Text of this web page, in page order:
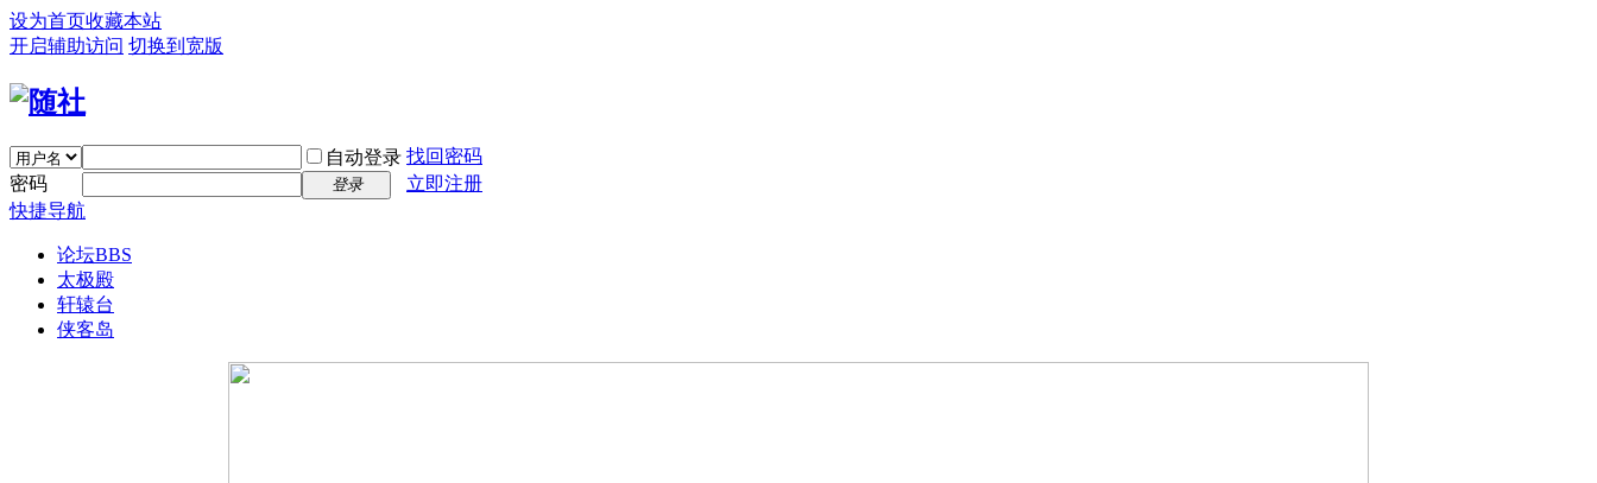
设为首页收藏本站
开启辅助访问 切换到宽版
自动登录 找回密码
密码
登录
立即注册
快捷导航
论坛BBS
太极殿
轩辕台
侠客岛